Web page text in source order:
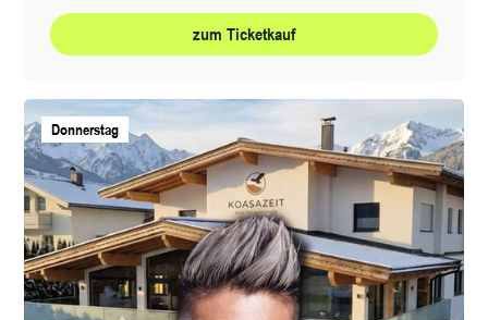
zum Ticketkauf
Donnerstag